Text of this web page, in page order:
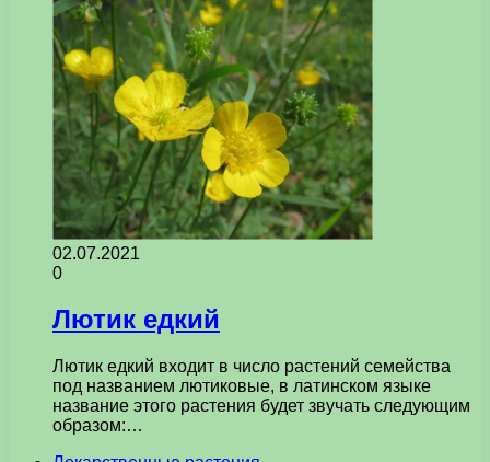
02.07.2021
0
Лютик едкий
Лютик едкий входит в число растений семейства
под названием лютиковые, в латинском языке
название этого растения будет звучать следующим
образом:…